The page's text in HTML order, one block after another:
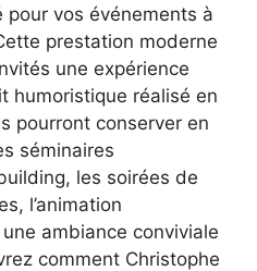
vos événements à
prestation moderne
une expérience
humoristique réalisé en
pourront conserver en
séminaires
les soirées de
l’animation
ambiance conviviale
comment Christophe